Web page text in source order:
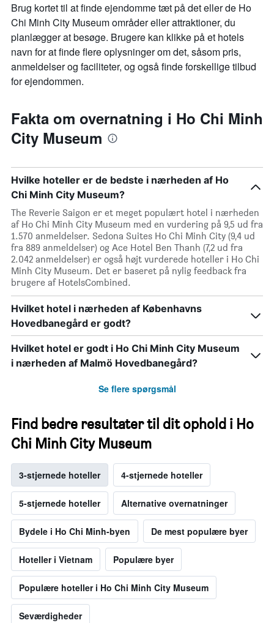
Brug kortet til at finde ejendomme tæt på det eller de Ho
Chi Minh City Museum områder eller attraktioner, du
planlægger at besøge. Brugere kan klikke på et hotels
navn for at finde flere oplysninger om det, såsom pris,
anmeldelser og faciliteter, og også finde forskellige tilbud
for ejendommen.
Fakta om overnatning i Ho Chi Minh
City Museum
Hvilke hoteller er de bedste i nærheden af Ho
Chi Minh City Museum?
The Reverie Saigon er et meget populært hotel i nærheden
af Ho Chi Minh City Museum med en vurdering på 9,5 ud fra
1.570 anmeldelser. Sedona Suites Ho Chi Minh City (9,4 ud
fra 889 anmeldelser) og Ace Hotel Ben Thanh (7,2 ud fra
2.042 anmeldelser) er også højt vurderede hoteller i Ho Chi
Minh City Museum. Det er baseret på nylig feedback fra
brugere af HotelsCombined.
Hvilket hotel i nærheden af Københavns
Hovedbanegård er godt?
Hvilket hotel er godt i Ho Chi Minh City Museum
i nærheden af Malmö Hovedbanegård?
Se flere spørgsmål
Find bedre resultater til dit ophold i Ho
Chi Minh City Museum
3-stjernede hoteller 4-stjernede hoteller
5-stjernede hoteller Alternative overnatninger
Bydele i Ho Chi Minh-byen De mest populære byer
Hoteller i Vietnam Populære byer
Populære hoteller i Ho Chi Minh City Museum
Seværdigheder